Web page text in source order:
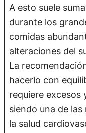
A esto suele
durante los
comidas
alteraciones del
La
hacerlo con
requiere excesos
siendo una de
la salud